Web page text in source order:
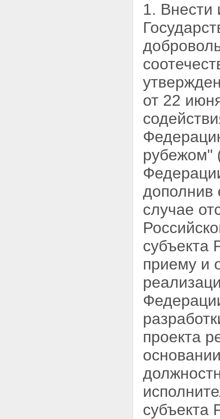
1. Внести
от 22
рубежом"
дополнив
случае
субъекта
приему и
проекта
субъекта